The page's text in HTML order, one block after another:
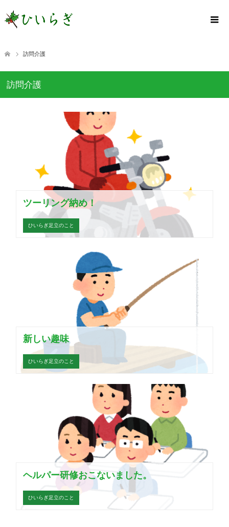
訪問介護
訪問介護
ツーリング納め！
ひいらぎ足立のこと
新しい趣味
ひいらぎ足立のこと
ヘルパー研修おこないました。
ひいらぎ足立のこと